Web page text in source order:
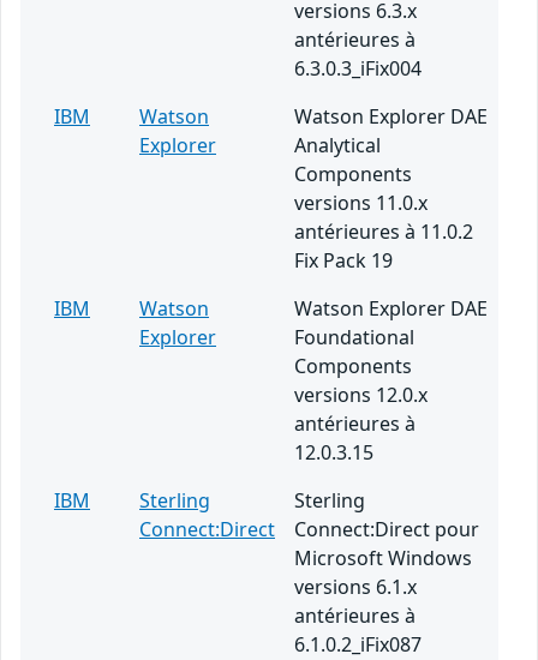
versions 6.3.x
antérieures à
6.3.0.3_iFix004
IBM
Watson
Explorer
Watson Explorer DAE
Analytical
Components
versions 11.0.x
antérieures à 11.0.2
Fix Pack 19
IBM
Watson
Explorer
Watson Explorer DAE
Foundational
Components
versions 12.0.x
antérieures à
12.0.3.15
IBM
Sterling
Connect:Direct
Sterling
Connect:Direct pour
Microsoft Windows
versions 6.1.x
antérieures à
6.1.0.2_iFix087